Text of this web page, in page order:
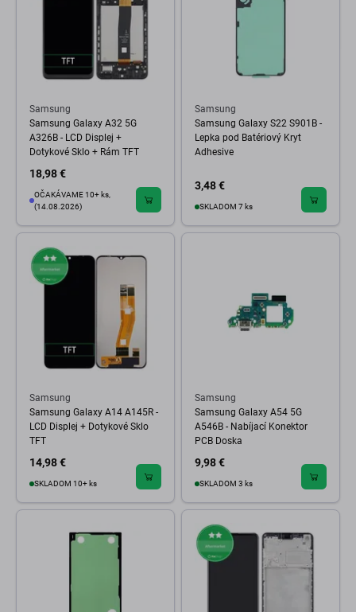
Samsung
Samsung Galaxy A32 5G
A326B - LCD Displej +
Dotykové Sklo + Rám TFT
18,98 €
OČAKÁVAME 10+ ks,
(14.08.2026)
Samsung
Samsung Galaxy S22 S901B -
Lepka pod Batériový Kryt
Adhesive
3,48 €
SKLADOM 7 ks
Samsung
Samsung Galaxy A14 A145R -
LCD Displej + Dotykové Sklo
TFT
14,98 €
SKLADOM 10+ ks
Samsung
Samsung Galaxy A54 5G
A546B - Nabíjací Konektor
PCB Doska
9,98 €
SKLADOM 3 ks